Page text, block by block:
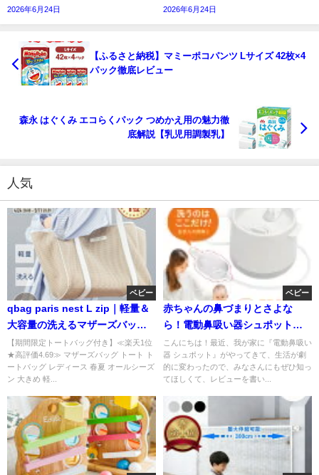
2026年6月24日 2026年6月24日
【ふるさと納税】マミーポコパンツ Lサイズ 42枚×4
パック徹底レビュー
森永 はぐくみ エコらくパック つめかえ用の魅力徹
底解説【乳児用調製乳】
人気
ベビー
qbag paris nest L zip｜軽量＆
大容量の洗えるマザーズバッグ
人気モデル
【期間限定トートバッグ付き】≪楽天1位
★高評価4.69≫ マザーズバッグ トート ト
ートバッグ レディース 春夏 オールシーズ
ン 大きめ 軽...
ベビー
赤ちゃんの鼻づまりとさよな
ら！電動鼻吸い器シュポットで
快適な夜を手に入れよう♪口コミ
レビュー
こんにちは！最近、我が家に『電動鼻吸い
器 シュポット』がやってきて、生活が劇
的に変わったので、みなさんにもぜひ知っ
てほしくて、レビューを書い...